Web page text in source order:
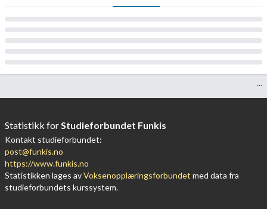
Statistikk for Studieforbundet Funkis
Kontakt studieforbundet:
post@funkis.no
https://www.funkis.no
Statistikken lages avVoksenopplæringsforbundet med data fra
studieforbundets kurssystem.